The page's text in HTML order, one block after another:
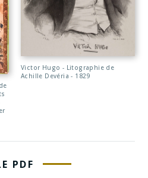
Victor Hugo - Litographie de
Achille Devéria - 1829
PDF